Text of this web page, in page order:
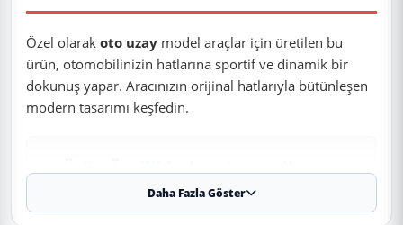
Özel olarak oto uzay model araçlar için üretilen bu
ürün, otomobilinizin hatlarına sportif ve dinamik bir
dokunuş yapar. Aracınızın orijinal hatlarıyla bütünleşen
modern tasarımı keşfedin.
✨ Ürün Özellikleri ve Avantajları
Aracınızın orijinal ölçülerine sadık kalınarak
üretilmiştir.
Daha Fazla Göster